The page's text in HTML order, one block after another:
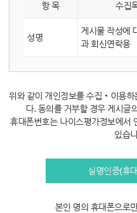
항 목 수집
성명
게시물 작성에
과 회신연락용
위와 같이 개인정보를 수집‧이용하
다. 동의를 거부할 경우 게시글
휴대폰번호는 나이스평가정보에서
있습
실명인증(휴
본인 명의 휴대폰으로